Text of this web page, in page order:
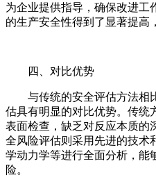
为企业提供指导，确保改进工
的生产安全性得到了显著提高
四、对比优势
与传统的安全评估方法相
估具有明显的对比优势。传统
表面检查，缺乏对反应本质的
全风险评估则采用先进的技术
学动力学等进行全面分析，能
险。